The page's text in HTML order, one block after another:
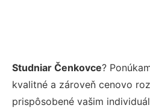
Studniar Čenkovce?
kvalitné a zároveň cenovo
prispôsobené vašim